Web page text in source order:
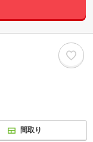
間取り